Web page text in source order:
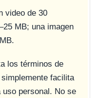
video de 30
MB; una imagen
los términos de
facilita
personal. No se